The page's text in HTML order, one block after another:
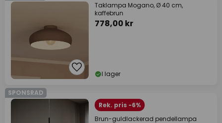
Taklampa Mogano, Ø 40 cm,
kaffebrun
778,00 kr
I lager
SPONSRAD
Rek. pris -6%
Brun-guldlackerad pendellampa